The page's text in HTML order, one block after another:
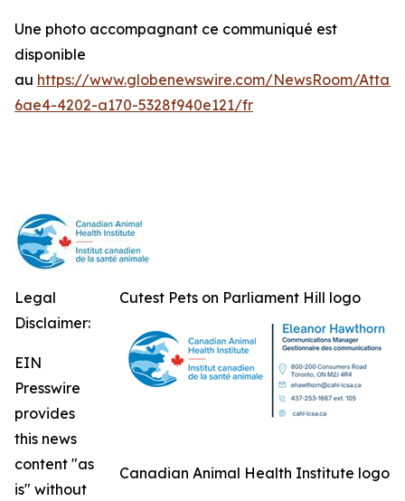
Une photo accompagnant ce communiqué est
disponible
au https://www.globenewswire.com/NewsRoom/
6ae4-4202-a170-5328f940e121/fr
Cutest Pets on Parliament Hill logo
Canadian Animal Health Institute logo
Legal
Disclaimer:
EIN
Presswire
provides
this news
content "as
is" without